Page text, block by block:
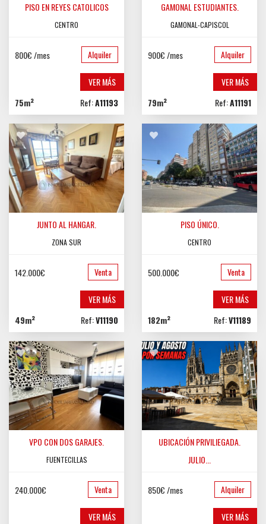
PISO EN REYES CATOLICOS
CENTRO
800€ /mes Alquiler
VER MÁS
75m²
Ref:A11193
GAMONAL ESTUDIANTES.
GAMONAL-CAPISCOL
900€ /mes Alquiler
VER MÁS
79m²
Ref:A11191
JUNTO AL HANGAR.
ZONA SUR
142.000€ Venta
VER MÁS
49m²
Ref:V11190
PISO ÚNICO.
CENTRO
500.000€ Venta
VER MÁS
182m²
Ref:V11189
VPO CON DOS GARAJES.
FUENTECILLAS
240.000€ Venta
VER MÁS
UBICACIÓN PRIVILIEGADA.
JULIO...
850€ /mes Alquiler
VER MÁS